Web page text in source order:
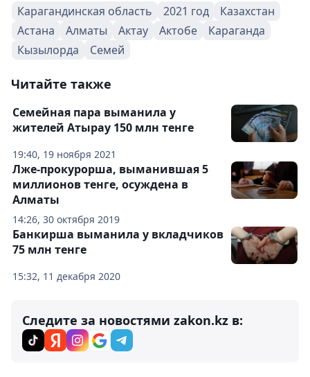
Карагандинская область 2021 год
Казахстан
Астана
Алматы Актау Актобе
Караганда
Кызылорда
Семей
Читайте также
19:40, 19 ноября 2021
Семейная пара выманила у
жителей Атырау 150 млн тенге
14:26, 30 октября 2019
Лже-прокурорша, выманившая 5
миллионов тенге, осуждена в
Алматы
15:32, 11 декабря 2020
Банкирша выманила у вкладчиков
75 млн тенге
Следите за новостями zakon.kz в: